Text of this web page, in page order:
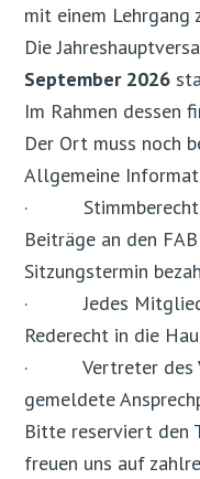
mit einem Lehrgang
Die
September 2026
Im Rahmen dessen
Der Ort muss noch
Allgemeine
·
Beiträge an den
Sitzungstermin
· Jedes Mitglied
Rederecht in die
· Vertreter des
gemeldete
Bitte reserviert den
freuen uns auf